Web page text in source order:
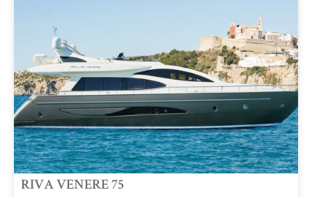
RIVA VENERE 75